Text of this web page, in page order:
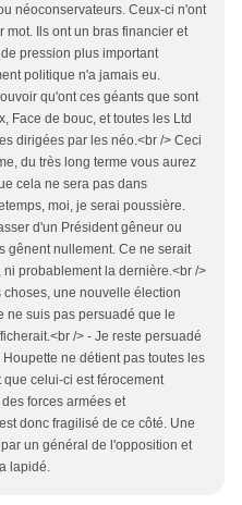
néoconservateurs. Ceux-ci n'ont
mot. Ils ont un bras financier et
pression plus important
politique n'a jamais eu.
qu'ont ces géants que sont
Face de bouc, et toutes les Ltd
dirigées par les néo.<br /> Ceci
du très long terme vous aurez
cela ne sera pas dans
moi, je serai poussière.
d'un Président gêneur ou
gênent nullement. Ce ne serait
probablement la dernière.<br />
choses, une nouvelle élection
ne suis pas persuadé que le
/> - Je reste persuadé
ne détient pas toutes les
celui-ci est férocement
forces armées et
donc fragilisé de ce côté. Une
un général de l'opposition et
lapidé.